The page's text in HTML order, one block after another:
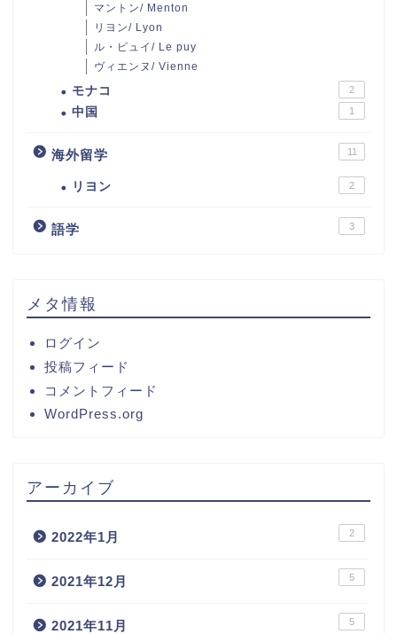
マントン/ Menton
リヨン/ Lyon
ル・ピュイ/ Le puy
ヴィエンヌ/ Vienne
モナコ 2
中国 1
海外留学 11
リヨン 2
語学 3
メタ情報
ログイン
投稿フィード
コメントフィード
WordPress.org
アーカイブ
2022年1月 2
2021年12月 5
2021年11月 5